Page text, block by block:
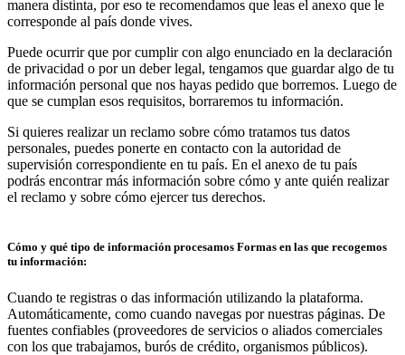
manera distinta, por eso te recomendamos que leas el anexo que le
corresponde al país donde vives.
Puede ocurrir que por cumplir con algo enunciado en la declaración
de privacidad o por un deber legal, tengamos que guardar algo de tu
información personal que nos hayas pedido que borremos. Luego de
que se cumplan esos requisitos, borraremos tu información.
Si quieres realizar un reclamo sobre cómo tratamos tus datos
personales, puedes ponerte en contacto con la autoridad de
supervisión correspondiente en tu país. En el anexo de tu país
podrás encontrar más información sobre cómo y ante quién realizar
el reclamo y sobre cómo ejercer tus derechos.
Cómo y qué tipo de información procesamos Formas en las que recogemos
tu información:
Cuando te registras o das información utilizando la plataforma.
Automáticamente, como cuando navegas por nuestras páginas. De
fuentes confiables (proveedores de servicios o aliados comerciales
con los que trabajamos, burós de crédito, organismos públicos).